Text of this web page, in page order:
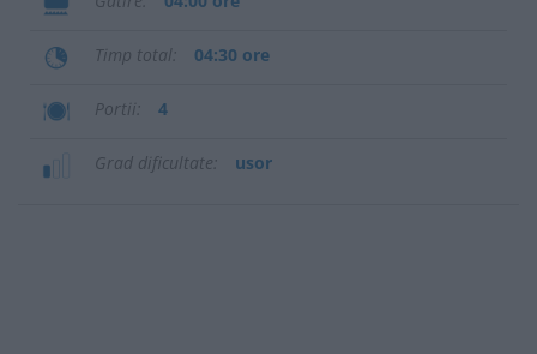
Timp total 04:30 ore
Portii 4
Grad dificultate usor